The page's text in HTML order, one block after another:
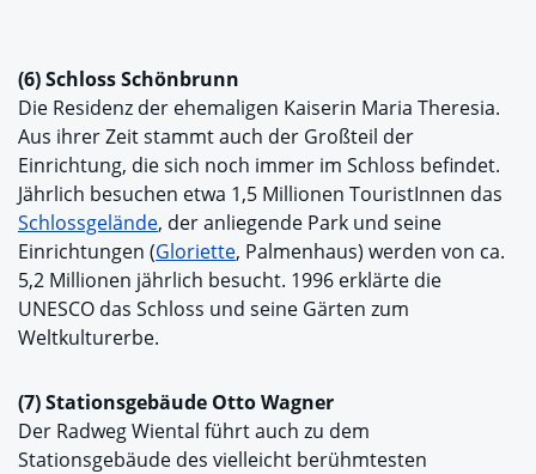
(6) Schloss Schönbrunn
Die Residenz der ehemaligen Kaiserin Maria Theresia.
Aus ihrer Zeit stammt auch der Großteil der
Einrichtung, die sich noch immer im Schloss befindet.
Jährlich besuchen etwa 1,5 Millionen TouristInnen das
Schlossgelände, der anliegende Park und seine
Einrichtungen (Gloriette, Palmenhaus) werden von ca.
5,2 Millionen jährlich besucht. 1996 erklärte die
UNESCO das Schloss und seine Gärten zum
Weltkulturerbe.
(7) Stationsgebäude Otto Wagner
Der Radweg Wiental führt auch zu dem
Stationsgebäude des vielleicht berühmtesten